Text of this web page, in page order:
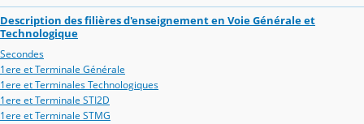
Description des filières d'enseignement en Voie Générale et
Technologique
Secondes
1ere et Terminale Générale
1ere et Terminales Technologiques
1ere et Terminale STI2D
1ere et Terminale STMG